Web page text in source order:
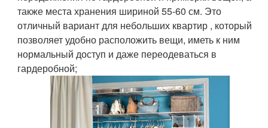
также места хранения шириной 55-60 см. Это
отличный вариант для небольших квартир , который
позволяет удобно расположить вещи, иметь к ним
нормальный доступ и даже переодеваться в
гардеробной;